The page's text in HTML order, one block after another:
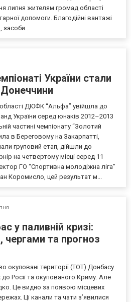
липня жителям громад області
допомоги. Благодійні вантажі
засоби...
України стали
ДЮФК “Альфа” увійшла до
України серед юнаків 2012–2013
частині чемпіонату “Золотий
в Береговому на Закарпатті,
груповий етап, дійшли до
на четвертому місці серед 11
ГО “Спортивна молодіжна ліга”
Коромисло, цей результат м...
у паливній кризі:
чергами та прогноз
окуповані території (ТОТ) Донбасу
Росії та окупованого Криму. Але
Це видно за появою місцевих
Ці канали та чати з’явилися